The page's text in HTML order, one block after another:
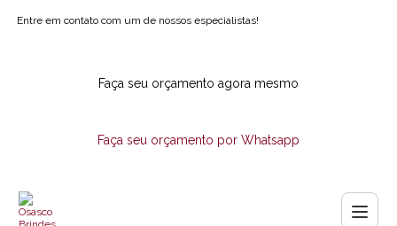
Entre em contato com um de nossos especialistas!
Faça seu orçamento agora mesmo
Faça seu orçamento por Whatsapp